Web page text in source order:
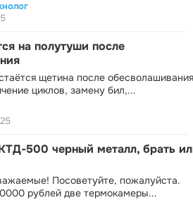
на полутуши после
щетина после
циклов, замену бил,...
500 черный металл, брать
Посоветуйте, пожалуйста.
рублей две термокамеры...